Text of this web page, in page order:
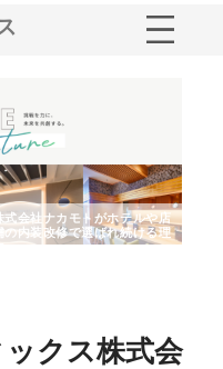
式会社ナカモトがホテルや店
の内装改修で選ばれ続ける理
クス株式会